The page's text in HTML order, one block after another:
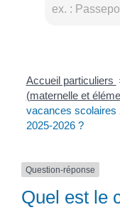
Accueil particuliers
(maternelle et
vacances scolaires
2025-2026 ?
Question-réponse
Quel est le